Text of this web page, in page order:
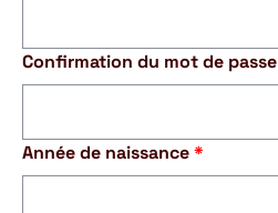
Confirmation du mot de passe
Année de naissance*